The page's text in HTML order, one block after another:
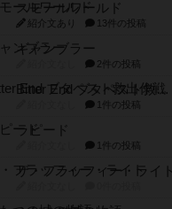
スモールワールド
紹介文あり 13件の投稿
ギャンブラー
2件の投稿
Bitter End ブタペスト救出作戦
1件の投稿
ラピード
1件の投稿
ザ・フラッフィー・ライト